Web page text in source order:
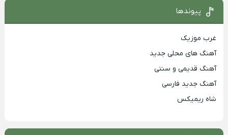
پیوندها
غرب موزیک
آهنگ های محلی جدید
آهنگ قدیمی و سنتی
آهنگ جدید فارسی
شاه ریمیکس